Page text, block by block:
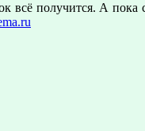
всё получится. А